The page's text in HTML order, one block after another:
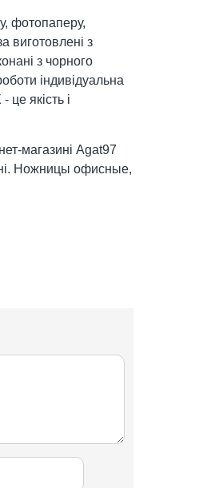
фотопаперу,
виготовлені з
з чорного
індивідуальна
якість і
магазині Agat97
Ножницы офисные,